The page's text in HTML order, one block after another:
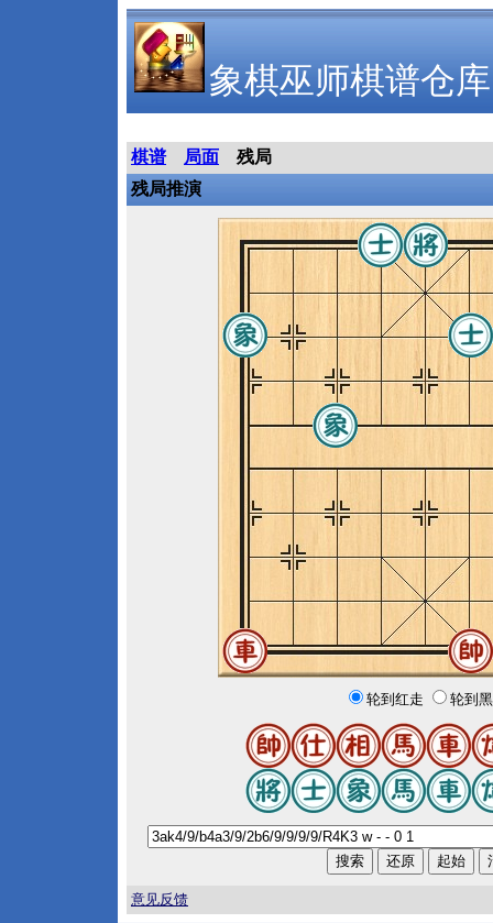
象棋巫师棋谱仓库
棋谱 局面
残局
残局推演
轮到红走 轮到
意见反馈